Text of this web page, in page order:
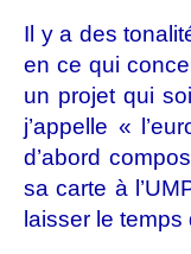
Il y a des
en ce qui
un projet qui
j’appelle «
d’abord
sa carte à
laisser le temps